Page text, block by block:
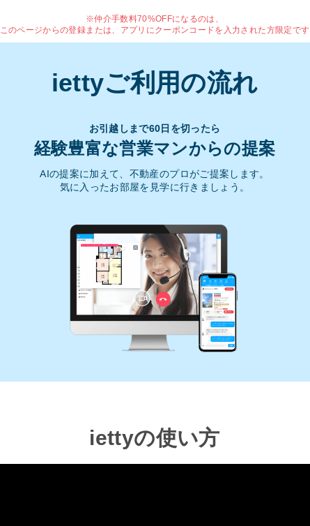
※仲介手数料70%OFFになるのは、
このページからの登録または、アプリにクーポンコードを入力された方限定です
iettyご利用の流れ
お引越しまで60日を切ったら
経験豊富な営業マンからの提案
AIの提案に加えて、不動産のプロがご提案します。
気に入ったお部屋を見学に行きましょう。
iettyの使い方